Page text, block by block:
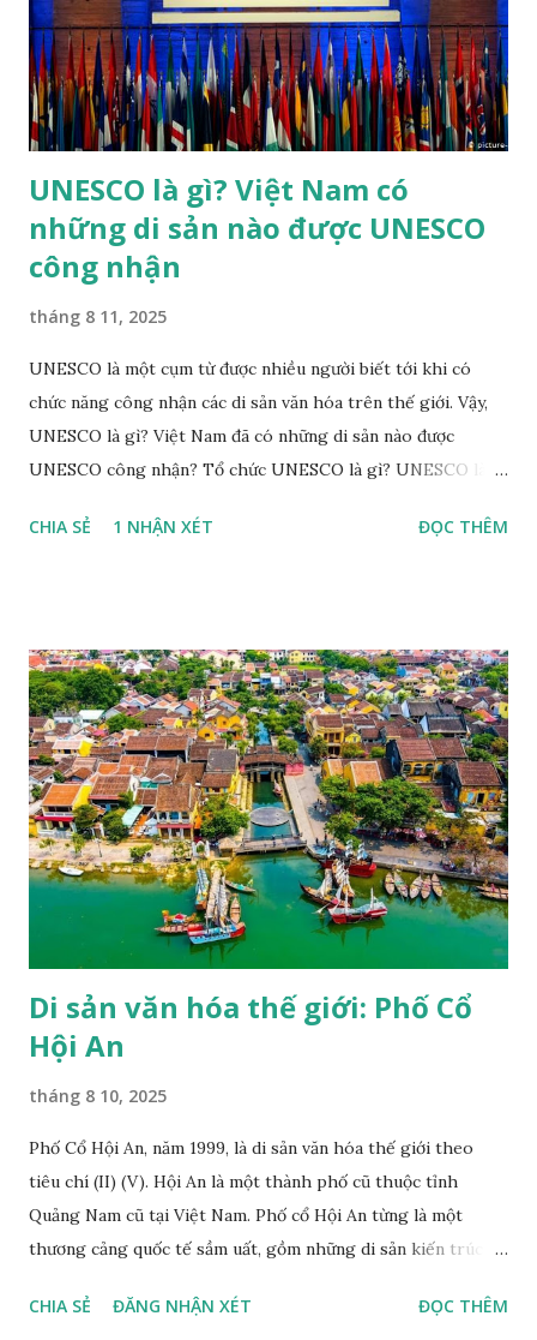
Kiệt tác truyền khẩu và phi vật thể nhân loại vào năm 2003.
Theo đánh giá của UNESCO, "trong các thể loại nhạc cổ
truyền ở Việt Nam, chỉ có Nhã nhạc đạt tới tầm vóc quốc
gia". ...
UNESCO là gì? Việt Nam có
những di sản nào được UNESCO
công nhận
tháng 8 11, 2025
UNESCO là một cụm từ được nhiều người biết tới khi có
chức năng công nhận các di sản văn hóa trên thế giới. Vậy,
UNESCO là gì? Việt Nam đã có những di sản nào được
UNESCO công nhận? Tổ chức UNESCO là gì? UNESCO là
Liên hợp quốc (United Nations Educational Scientific and
gia về giáo dục, khoa học và văn hoá để đảm bảo sự tôn
trọng công lý, luật pháp, nhân quyền và tự do cơ bản cho tất
cả mọi người không phân biệt chủng tộc, nam nữ, ngôn ngữ,
tôn giáo" (trích Công ước thành lập UNESCO). UNESCO
hiện đã có mặt trên 191 quốc gia thành viên và trụ sở chính
đặt tại Pháp, với hơn 50 văn phòng và các trung tâm trực
thuộc đặt khắp nơi trên thế giới, một trong các dự án của
UNESCO là duy trì danh sách các di sản thế giới. Một trong
những hoạt động nổi bật của UNESCO...
CHIA SẺ 1 NHẬN XÉT ĐỌC THÊM
Di sản văn hóa thế giới: Phố Cổ
Hội An
tháng 8 10, 2025
Phố Cổ Hội An, năm 1999, là di sản văn hóa thế giới theo
tiêu chí (II) (V). Hội An là một thành phố cũ thuộc tỉnh
Quảng Nam cũ tại Việt Nam. Phố cổ Hội An từng là một
thương cảng quốc tế sầm uất, gồm những di sản kiến trúc đã
sản văn hóa thế giới từ năm 1999. Lịch sử phát triển Phố cổ
CHIA SẺ ĐĂNG NHẬN XÉT ĐỌC THÊM